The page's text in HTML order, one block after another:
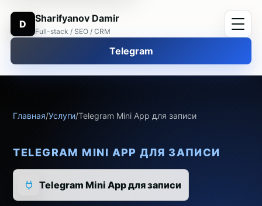
D Sharifyanov Damir
Full-stack / SEO / CRM
Telegram
Главная/Услуги/Telegram Mini App для записи
TELEGRAM MINI APP ДЛЯ ЗАПИСИ
Telegram Mini App для записи